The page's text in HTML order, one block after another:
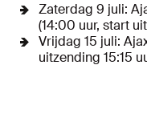
Zaterdag 9 juli:
(14:00 uur, start
Vrijdag 15 juli:
uitzending 15:15